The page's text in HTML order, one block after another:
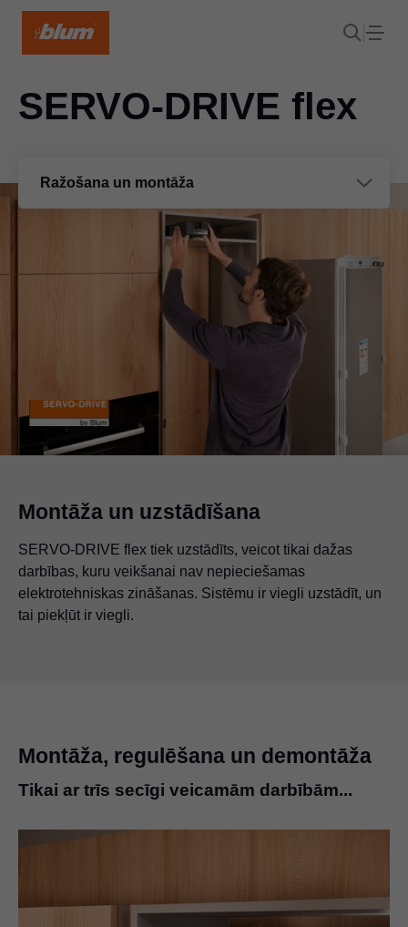
Ražošana un montāža
SERVO-DRIVE flex
Montāža un uzstādīšana
SERVO-DRIVE flex tiek uzstādīts, veicot tikai dažas
darbības, kuru veikšanai nav nepieciešamas
elektrotehniskas zināšanas. Sistēmu ir viegli uzstādīt, un
tai piekļūt ir viegli.
Montāža, regulēšana un demontāža
Tikai ar trīs secīgi veicamām darbībām...